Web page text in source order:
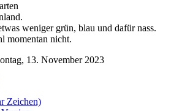
weniger grün, blau und dafür nass.
momentan nicht.
13. November 2023